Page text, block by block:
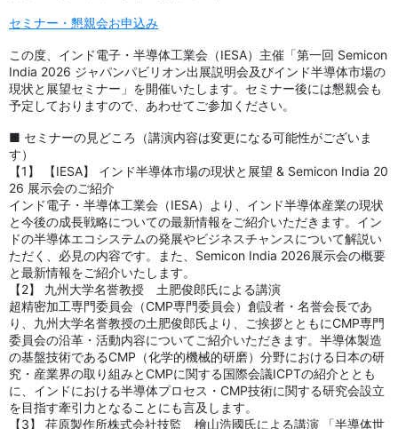
セミナー・懇親会お申込み
この度、インド電子・半導体工業会（IESA）主催「第一回 Semicon
India 2026 ジャパンパビリオン出展説明会及びインド半導体市場の
現状と展望セミナー」を開催いたします。セミナー後には懇親会も
予定しておりますので、あわせてご参加ください。
■ セミナーの見どころ（講演内容は変更になる可能性がございま
す）
【1】 【IESA】 インド半導体市場の現状と展望 & Semicon India 20
26 展示会のご紹介
インド電子・半導体工業会（IESA）より、インド半導体産業の現状
と今後の成長戦略についての最新情報をご紹介いただきます。イン
ドの半導体エコシステムの発展やビジネスチャンスについて解説い
ただく、必見の内容です。また、Semicon India 2026展示会の概要
と最新情報をご紹介いたします。
【2】 九州大学名誉教授 土肥俊郎氏による講演
超精密加工専門委員会（CMP専門委員会）創設者・名誉会長であ
り、九州大学名誉教授の土肥俊郎氏より、ご挨拶とともにCMP専門
委員会の沿革・活動内容についてご紹介いただきます。半導体製造
の基盤技術であるCMP（化学的機械的研磨）分野における日本の研
究・産業界の取り組みとCMPに関する国際会議ICPTの紹介ととも
に、インドにおける半導体プロセス・CMP技術に関する研究会設立
を目指す牽引力となることにも言及します。
【3】 荏原製作所株式会社技監 檜山浩國氏による講演 「半導体世